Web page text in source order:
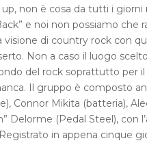
non è cosa da tutti i
e noi non possiamo
visione di country rock con
Non a caso il luogo
del rock soprattutto per il
Il gruppo è composto
Connor Mikita (batteria),
Delorme (Pedal Steel), con
in appena cinque